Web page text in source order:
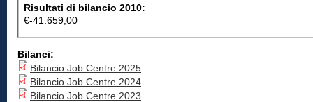
Risultati di bilancio 2010:
€-41.659,00
Bilanci:
Bilancio Job Centre 2025
Bilancio Job Centre 2024
Bilancio Job Centre 2023